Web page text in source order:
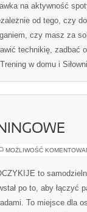
na aktywność
od tego, czy
czy masz za
technikię, zadbać
w domu i
MOŻLIWOŚĆ
to
po to, aby łączyć
To miejsce dla